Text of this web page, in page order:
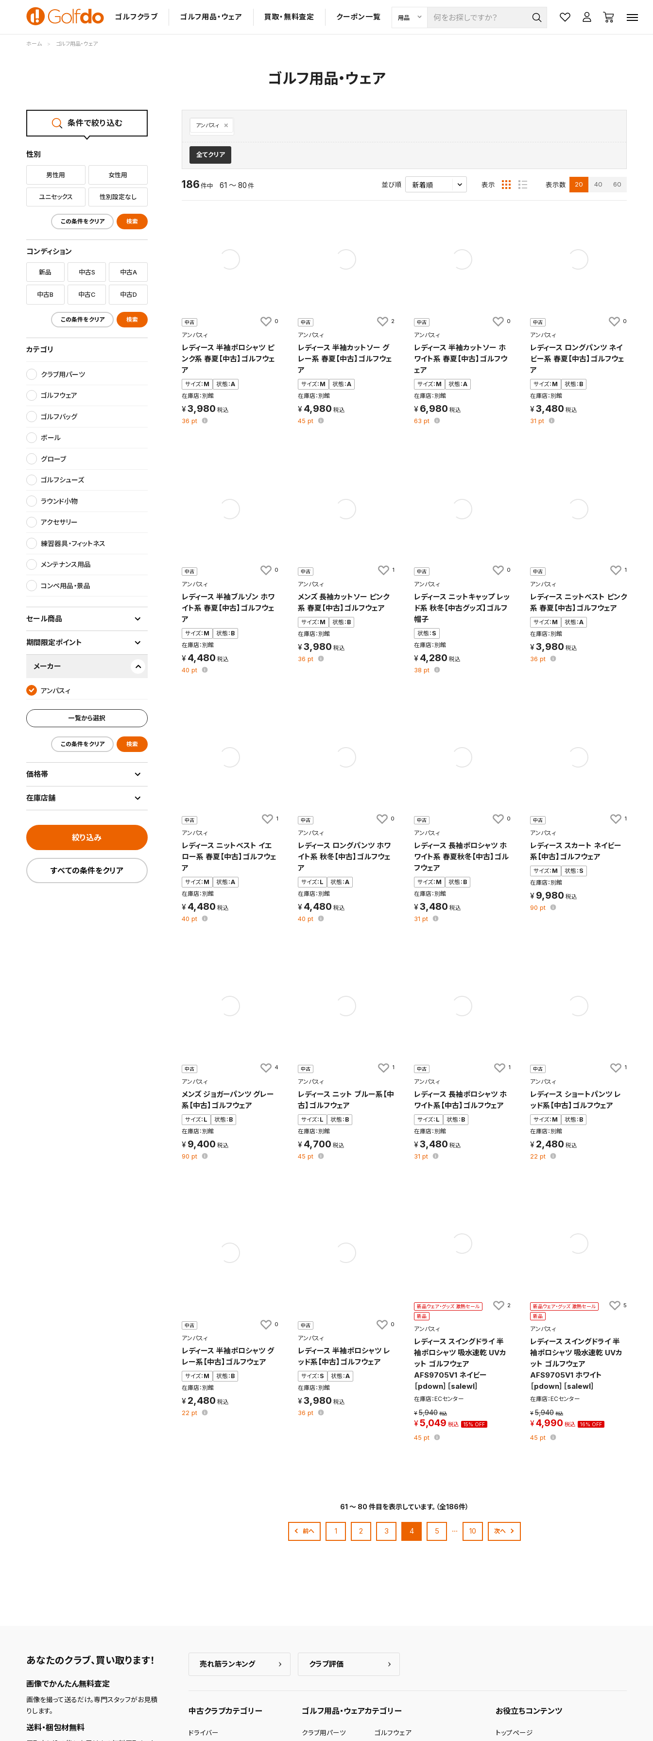
ゴルフクラブ ゴルフ用品・ウェア 買取・無料査定 クーポン一覧
ホーム ゴルフ用品・ウェア
ゴルフ用品・ウェア
アンパスィ
全てクリア
186 件中 61 ～ 80 件 並び順 表示 表示数 20 40 60
中古
アンパスィ
レディース 半袖ポロシャツ ピ
ンク系 春夏【中古】ゴルフウェ
ア
サイズ： M 状態：A
在庫店：別館
3,980
36 pt
0 中古
アンパスィ
レディース 半袖カットソー グ
レー系 春夏【中古】ゴルフウェ
ア
サイズ： M 状態：A
在庫店：別館
4,980
45 pt
2 中古
アンパスィ
レディース 半袖カットソー ホ
ワイト系 春夏【中古】ゴルフウ
ェア
サイズ： M 状態：A
在庫店：別館
6,980
63 pt
0 中古
アンパスィ
レディース ロングパンツ ネイ
ビー系 春夏【中古】ゴルフウェ
ア
サイズ： M 状態： B
在庫店：別館
3,480
31pt
0
中古
アンパスィ
レディース 半袖ブルゾン ホワ
イト系 春夏【中古】ゴルフウェ
ア
サイズ： M 状態： B
在庫店：別館
4,480
40 pt
0 中古
アンパスィ
メンズ 長袖カットソー ピンク
系 春夏【中古】ゴルフウェア
サイズ： M 状態： B
在庫店：別館
3,980
36 pt
1 中古
アンパスィ
レディース ニットキャップ レッ
ド系 秋冬【中古グッズ】ゴルフ
帽子
状態： S
在庫店：別館
4,280
38 pt
0 中古
アンパスィ
レディース ニットベスト ピンク
系 春夏【中古】ゴルフウェア
サイズ： M 状態：A
在庫店：別館
3,980
36pt
1
中古
アンパスィ
レディース ニットベスト イエ
ロー系 春夏【中古】ゴルフウェ
ア
サイズ： M 状態：A
在庫店：別館
4,480
40 pt
1 中古
アンパスィ
レディース ロングパンツ ホワ
イト系 秋冬【中古】ゴルフウェ
ア
サイズ： L 状態：A
在庫店：別館
4,480
40 pt
0 中古
アンパスィ
レディース 長袖ポロシャツ ホ
ワイト系 春夏秋冬【中古】ゴル
フウェア
サイズ： M 状態： B
在庫店：別館
3,480
31 pt
0 中古
アンパスィ
レディース スカート ネイビー
系【中古】ゴルフウェア
サイズ： M 状態： S
在庫店：別館
9,980
90pt
1
中古
アンパスィ
メンズ ジョガーパンツ グレー
系【中古】ゴルフウェア
サイズ： L 状態： B
在庫店：別館
9,400
90 pt
4 中古
アンパスィ
レディース ニット ブルー系【中
古】ゴルフウェア
サイズ： L 状態： B
在庫店：別館
4,700
45 pt
1 中古
アンパスィ
レディース 長袖ポロシャツ ホ
ワイト系【中古】ゴルフウェア
サイズ： L 状態： B
在庫店：別館
3,480
31 pt
1 中古
アンパスィ
レディース ショートパンツ レ
ッド系【中古】ゴルフウェア
サイズ： M 状態： B
在庫店：別館
2,480
22pt
1
中古
アンパスィ
レディース 半袖ポロシャツ グ
レー系【中古】ゴルフウェア
サイズ： M 状態： B
在庫店：別館
2,480
22 pt
0 中古
アンパスィ
レディース 半袖ポロシャツ レ
ッド系【中古】ゴルフウェア
サイズ： S 状態：A
在庫店：別館
3,980
36 pt
0
新品ウェア・グッズ 激熱セール
新品
アンパスィ
レディース スイングドライ 半
袖ポロシャツ 吸水速乾 UVカ
ット ゴルフウェア
AFS9705V1 ネイビー
［pdown］［salewl］
在庫店：ECセンター
5,940
5,049 15% OFF
45 pt
2
新品ウェア・グッズ 激熱セール
新品
アンパスィ
レディース スイングドライ 半
袖ポロシャツ 吸水速乾 UVカ
ット ゴルフウェア
AFS9705V1 ホワイト
［pdown］［salewl］
在庫店：ECセンター
5,940
4,990 16% OFF
45pt
5
検索条件を保存
新着通知を「する」にすると、この条件に一致する商品が入荷した際に、メール及びお客様
のアカウント内の「お知らせ」で通知します。
保存された検索条件は変更できません。
の上、保存し直してください。
保存する
検索条件を保存
これまで保存した検索条件は、マイページの「保存検索条件一覧」で確認できます。
61 ～ 80 件目を表示しています。（全186件）
前へ 1 2 3 4 5 … 10 次へ
条件で絞り込む
性別
男性用 女性用
ユニセックス 性別設定なし
この条件をクリア 検索
コンディション
新品 中古S 中古A
中古B 中古C 中古D
この条件をクリア 検索
カテゴリ
クラブ用パーツ
ゴルフウェア
ゴルフバッグ
ボール
グローブ
ゴルフシューズ
ラウンド小物
アクセサリー
練習器具・フィットネス
メンテナンス用品
コンペ用品・景品
セール商品
期間限定ポイント
メーカー
アンパスィ
一覧から選択
この条件をクリア 検索
価格帯
在庫店舗
絞り込み
すべての条件をクリア
あなたのクラブ、 買い取ります！
画像でかんたん無料査定
画像を撮って送るだけ。専門スタッフがお見積
りします。
送料・梱包材無料
売れ筋ランキング クラブ評価
中古クラブカテゴリー
ドライバー
ゴルフ用品・ウェアカテゴリー
クラブ用パーツ ゴルフウェア
お役立ちコンテンツ
トップページ